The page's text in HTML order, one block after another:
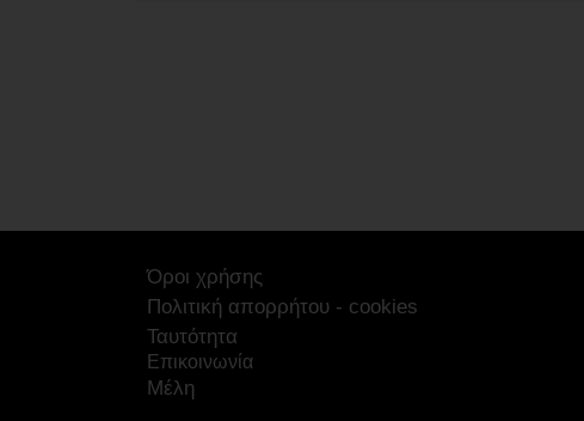
Όροι χρήσης
Πολιτική απορρήτου - cookies
Ταυτότητα
Επικοινωνία
Μέλη